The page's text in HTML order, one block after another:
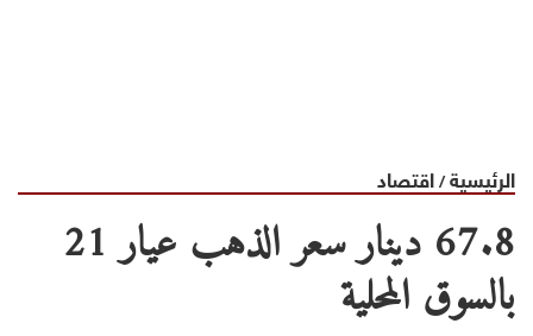
الرئيسية/اقتصاد
67.8 دينار سعر الذهب عيار 21
بالسوق المحلية